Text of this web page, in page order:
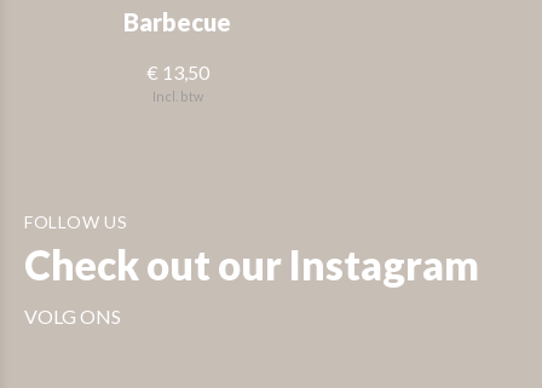
Barbecue
€ 13,50
Incl. btw
FOLLOW US
Check out our Instagram
VOLG ONS